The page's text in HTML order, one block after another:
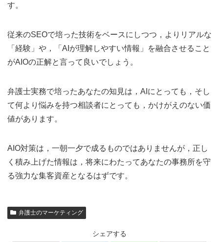
す。
従来のSEOで培った技術をベースにしつつ，よりリアルな
「経験」や，「AIが理解しやすい情報」を融合させること
がAIOの正解と言って良いでしょう。
弁護士実務で培ったあなたの知見は，AIにとっても，そし
て何より悩みを持つ相談者にとっても，かけがえのない価
値があります。
AIO対策は，一朝一夕で成るものではありませんが，正し
く積み上げた情報は，将来にわたってあなたの事務所を守
る強力な集客資産となるはずです。
弁護士のマーケティング
シェアする